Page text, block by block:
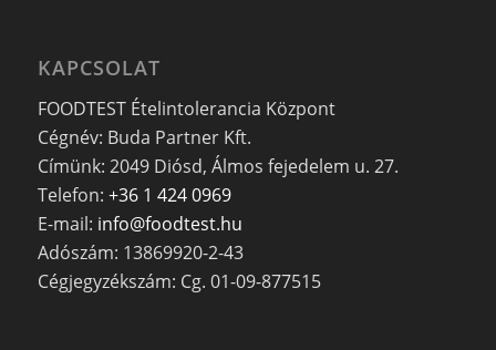
KAPCSOLAT
FOODTEST Ételintolerancia Központ
Cégnév: Buda Partner Kft.
Címünk: 2049 Diósd, Álmos fejedelem u. 27.
Telefon: +36 1 424 0969
E-mail: info@foodtest.hu
Adószám: 13869920-2-43
Cégjegyzékszám: Cg. 01-09-877515